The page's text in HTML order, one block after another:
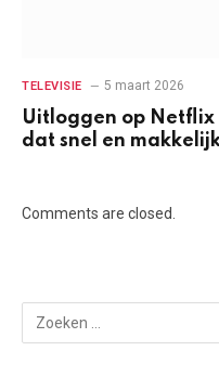
TELEVISIE 5 maart 2026
Uitloggen op Netflix
dat snel en
Comments are closed.